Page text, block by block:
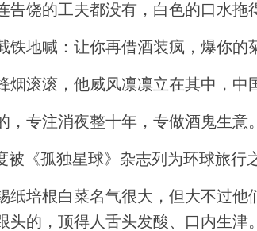
告饶的工夫都没有，白色的口水拖
铁地喊：让你再借酒装疯，爆你的
烟滚滚，他威风凛凛立在其中，中
，专注消夜整十年，专做酒鬼生意。
被《孤独星球》杂志列为环球旅行
纸培根白菜名气很大，但大不过
的，顶得人舌头发酸、口内生津。